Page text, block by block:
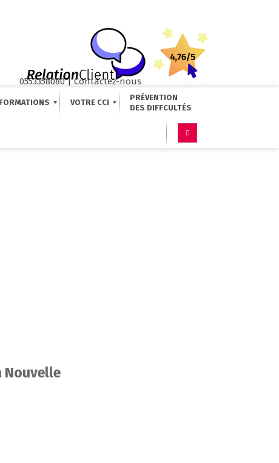
0553358080|Contactez-nous
FORMATIONS VOTRE CCI
PRÉVENTION
Nouvelle